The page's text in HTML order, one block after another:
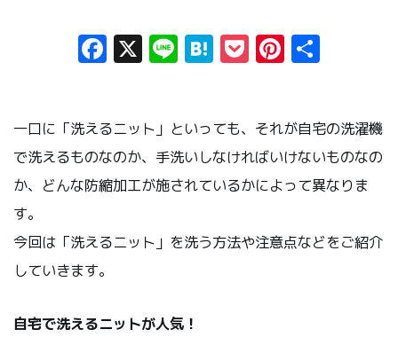
Facebook
X LineHatena
Pocket
一口に「洗えるニット」といっても、それが自宅の洗濯機
で洗えるものなのか、手洗いしなければいけないものなの
か、どんな防縮加工が施されているかによって異なりま
す。
今回は「洗えるニット」を洗う方法や注意点などをご紹介
していきます。
自宅で洗えるニットが人気！